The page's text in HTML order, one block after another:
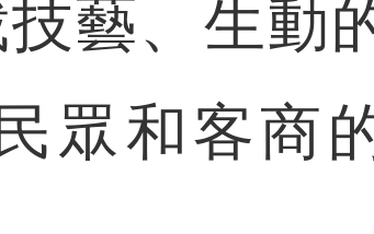
藝、生動
眾和客商